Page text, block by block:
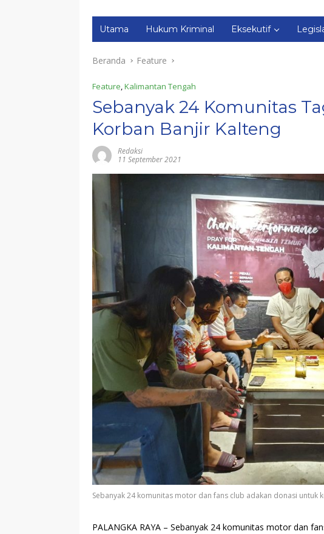
Utama Hukum Kriminal Eksekutif
Beranda Feature
Feature,Kalimantan Tengah
Sebanyak 24 Komunitas
Korban Banjir Kalteng
Redaksi
11 September 2021
Sebanyak 24 komunitas motor dan fans club adakan donasi untuk
PALANGKA RAYA – Sebanyak 24 komunitas motor dan